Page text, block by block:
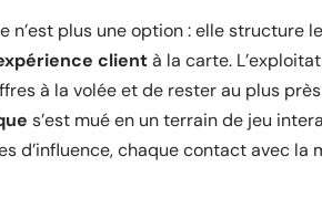
n’est plus une option : elle structure
clientà la carte.
à la volée et de rester au plus près
s’est mué en un terrain de jeu
d’influence, chaque contact avec la